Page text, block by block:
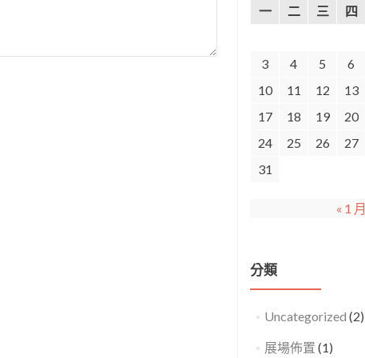
一 二 三 四
3
4 5 6
10
11 12 13
17
18 19 20
24
25 26 27
31
« 1 月
分類
Uncategorized (2)
展場佈置 (1)